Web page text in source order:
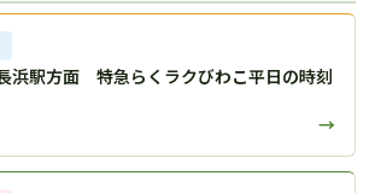
浜駅方面 特急らくラクびわこ平日の時刻
→